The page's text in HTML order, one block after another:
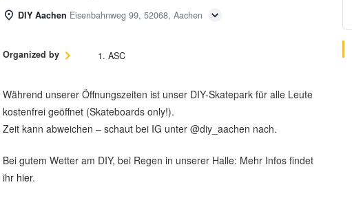
DIY Aachen Eisenbahnweg 99, 52068, Aachen
Organized by 1. ASC
Während unserer Öffnungszeiten ist unser DIY-Skatepark für alle Leute
kostenfrei geöffnet (Skateboards only!).
Zeit kann abweichen – schaut bei IG unter @diy_aachen nach.
Bei gutem Wetter am DIY, bei Regen in unserer Halle: Mehr Infos findet
ihr hier.